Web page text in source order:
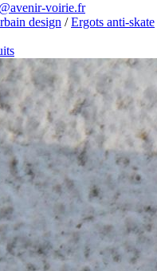
voirie.fr
design /Ergots anti-skate